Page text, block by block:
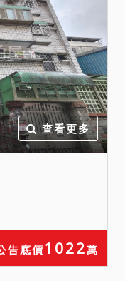
任狀與受任
章；投標人
應檢具相關文
第 20 條第 1
地或建物所在
請核准得購買
格證明，於投
。
符時，一律
查看更多
告底價 1022萬